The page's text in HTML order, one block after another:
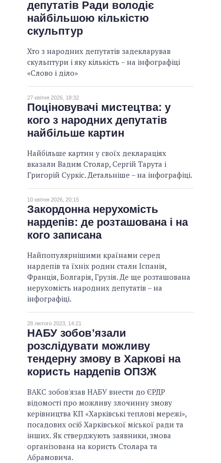
ОБІЦЯНКИ У ПРОЦЕСІ
ВСІ ОБІЦЯНКИ
АРХІВНІ ОБІЦЯНКИ
депутатів Ради володіє
найбільшою кількістю
скульптур
Хто з народних депутатів задекларував
скульптури і яку кількість – на інфографіці
«Слово і діло»
27 квітня 2026, 18:32
Поціновувачі мистецтва: у
кого з народних депутатів
найбільше картин
Найбільше картин у своїх деклараціях
вказали Вадим Столар, Сергій Тарута і
Григорій Суркіс. Детальніше – на інфографіці.
10 квітня 2026, 20:15
Закордонна нерухомість
нардепів: де розташована і на
кого записана
Найпопулярнішими країнами серед
нардепів та їхніх родин стали Іспанія,
Франція, Болгарія, Грузія. Де ще розташована
нерухомість народних депутатів – на
інфографіці.
28 лютого 2023, 14:21
НАБУ зобов’язали
розслідувати можливу
тендерну змову в Харкові на
користь нардепів ОПЗЖ
ВАКС зобов'язав НАБУ внести до ЄРДР
відомості про можливу злочинну змову
керівництва КП «Харківські теплові мережі»,
посадових осіб Харківської міської ради та
інших. Як стверджують заявники, змова
організована на користь Столара та
Абрамовича.